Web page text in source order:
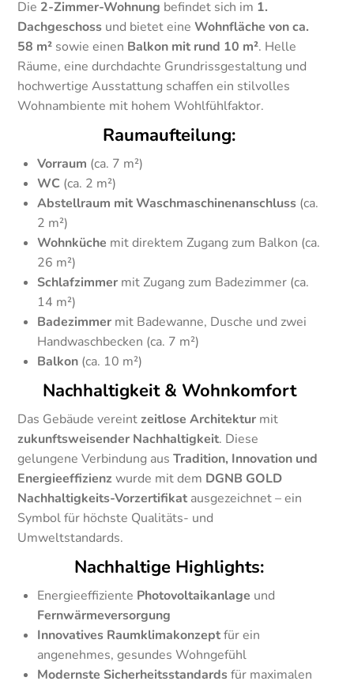
Die 2-Zimmer-Wohnung befindet sich im 1.
Dachgeschoss und bietet eineWohnfläche von ca.
58 m² sowie einen Balkon mit rund 10 m². Helle
Räume, eine durchdachte Grundrissgestaltung und
hochwertige Ausstattung schaffen ein stilvolles
Wohnambiente mit hohem Wohlfühlfaktor.
Raumaufteilung:
Vorraum (ca. 7 m²)
WC (ca. 2 m²)
Abstellraum mit Waschmaschinenanschluss (ca.
2 m²)
Wohnküche mit direktem Zugang zum Balkon (ca.
26 m²)
Schlafzimmer mit Zugang zum Badezimmer (ca.
14 m²)
Badezimmer mit Badewanne, Dusche und zwei
Handwaschbecken (ca. 7 m²)
Balkon (ca. 10 m²)
Nachhaltigkeit & Wohnkomfort
Das Gebäude vereint zeitlose Architektur mit
zukunftsweisender Nachhaltigkeit. Diese
gelungene Verbindung ausTradition, Innovation und
Energieeffizienzwurde mit dem DGNB GOLD
Nachhaltigkeits-Vorzertifikat ausgezeichnet – ein
Symbol für höchste Qualitäts- und
Umweltstandards.
Nachhaltige Highlights:
Energieeffiziente Photovoltaikanlage und
Fernwärmeversorgung
Innovatives Raumklimakonzeptfür ein
angenehmes, gesundes Wohngefühl
Modernste Sicherheitsstandardsfür maximalen